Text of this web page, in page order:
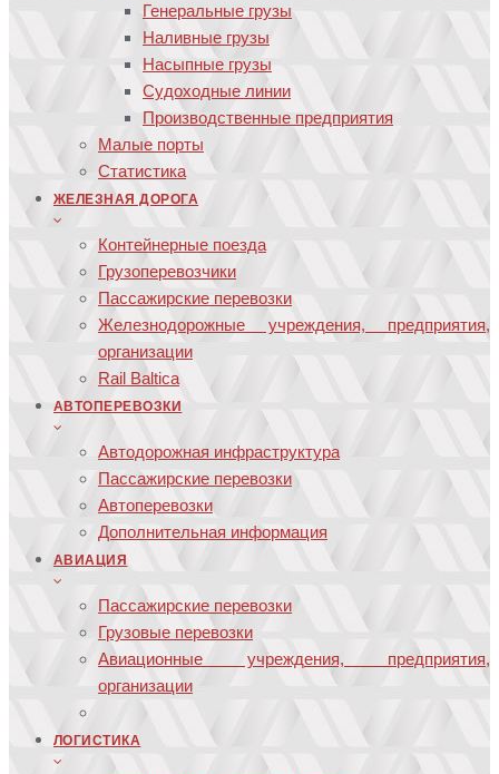
Генеральные грузы
Наливные грузы
Насыпные грузы
Судоходные линии
Производственные предприятия
Малые порты
Статистика
ЖЕЛЕЗНАЯ ДОРОГА
Контейнерные поезда
Грузоперевозчики
Пассажирские перевозки
Железнодорожные учреждения, предприятия,
организации
Rail Baltica
АВТОПЕРЕВОЗКИ
Автодорожная инфраструктура
Пассажирские перевозки
Автоперевозки
Дополнительная информация
АВИАЦИЯ
Пассажирские перевозки
Грузовые перевозки
Авиационные учреждения, предприятия,
организации
ЛОГИСТИКА